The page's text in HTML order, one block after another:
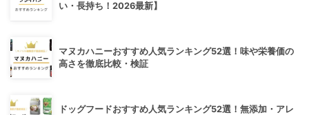
い・長持ち！2026最新】
マヌカハニーおすすめ人気ランキング52選！味や栄養価の
高さを徹底比較・検証
ドッグフードおすすめ人気ランキング52選！無添加・アレ